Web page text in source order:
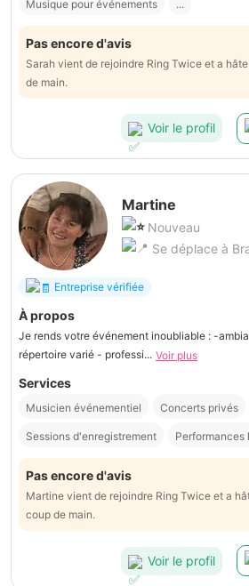
Musique pour événements ...
Pas encore d'avis
Sarah vient de rejoindre Ring Twice et a
de main.
Voir le profil
Martine
Nouveau
Se déplace à
Entreprise vérifiée
À propos
Je rends votre événement inoubliable : -
répertoire varié - professi... Voir plus
Services
Musicien événementiel Concerts privés
Sessions d'enregistrement Performances
Pas encore d'avis
Martine vient de rejoindre Ring Twice et a
coup de main.
Voir le profil